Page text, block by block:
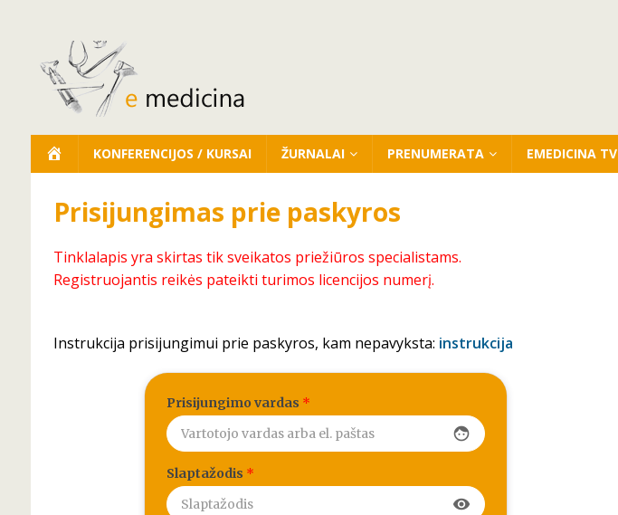
KONFERENCIJOS / KURSAI ŽURNALAI PRENUMERATA EMEDICINA TV
Prisijungimas prie paskyros
Tinklalapis yra skirtas tik sveikatos priežiūros specialistams.
Registruojantis reikės pateikti turimos licencijos numerį.
Instrukcija prisijungimui prie paskyros, kam nepavyksta: instrukcija
Prisijungimo vardas *
face
Slaptažodis *
visibility